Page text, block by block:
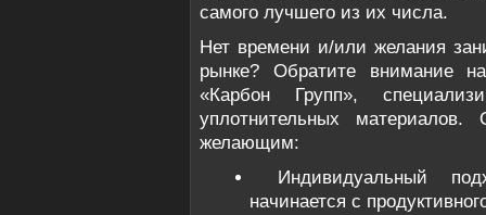
самого лучшего из их числа.
Нет времени и/или желания
рынке? Обратите внимание
«Карбон Групп»,
уплотнительных
желающим:
Индивидуальный
начинается с